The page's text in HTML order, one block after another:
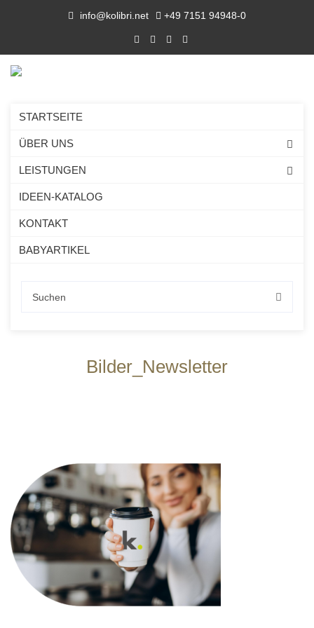
info@kolibri.net +49 7151 94948-0
STARTSEITE
ÜBER UNS
LEISTUNGEN
IDEEN-KATALOG
KONTAKT
BABYARTIKEL
Bilder_Newsletter